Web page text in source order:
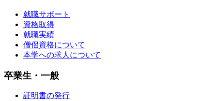
就職サポート
資格取得
就職実績
僧侶資格について
本学への求人について
卒業生・一般
証明書の発行